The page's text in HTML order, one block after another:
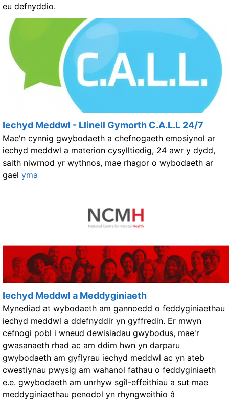
eu defnyddio.
Iechyd Meddwl - Llinell Gymorth C.A.L.L 24/7
Mae'n cynnig gwybodaeth a chefnogaeth emosiynol ar
iechyd meddwl a materion cysylltiedig, 24 awr y dydd,
saith niwrnod yr wythnos, mae rhagor o wybodaeth ar
gael yma
Iechyd Meddwl a Meddyginiaeth
Mynediad at wybodaeth am gannoedd o feddyginiaethau
iechyd meddwl a ddefnyddir yn gyffredin. Er mwyn
cefnogi pobl i wneud dewisiadau gwybodus, mae'r
gwasanaeth rhad ac am ddim hwn yn darparu
gwybodaeth am gyflyrau iechyd meddwl ac yn ateb
cwestiynau pwysig am wahanol fathau o feddyginiaeth
e.e. gwybodaeth am unrhyw sgîl-effeithiau a sut mae
meddyginiaethau penodol yn rhyngweithio â